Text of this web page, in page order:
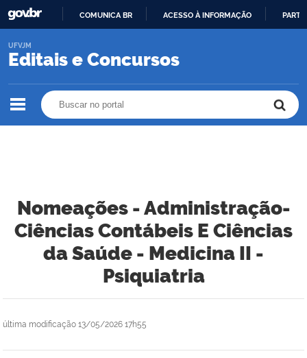
O
COMUNICA BR ACESSO À INFORMAÇÃO
Editais e Concursos
UFVJM
Nomeações - Administração-
Ciências Contábeis E Ciências
da Saúde - Medicina II -
Psiquiatria
última modificação 13/05/2026 17h55